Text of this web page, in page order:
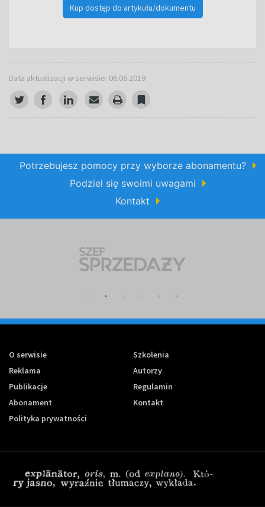
Kup dostęp do artykułu/dokumentu
Data aktualizacji w serwisie: 06.06.2019
Potrzebujesz pomocy przy wyborze abonamentu?
Podziel się swoimi uwagami
Kontakt
O serwisie
Szkolenia
Reklama
Autorzy
Publikacje
Regulamin
Abonament
Kontakt
Polityka prywatności